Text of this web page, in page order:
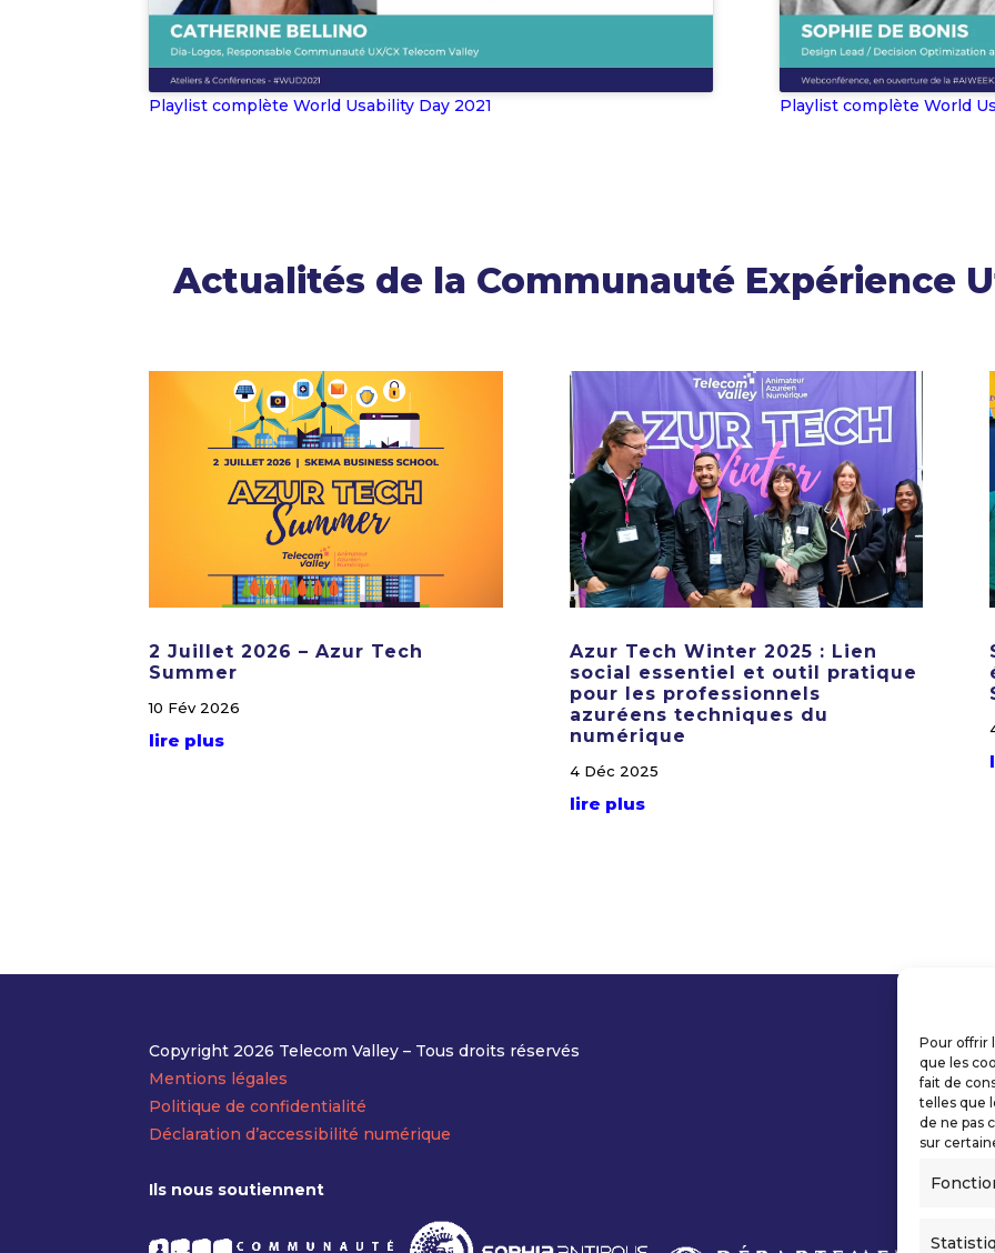
Pour offrir
que les
fait de
telles que
de ne pas
sur
Playlist complète World Usability Day 2021 Playlist complète World
Actualités de la Communauté Expérience
2 Juillet 2026 – Azur Tech
Summer
10 Fév 2026
lire plus
Azur Tech Winter 2025 : Lien
social essentiel et outil pratique
pour les professionnels
azuréens techniques du
numérique
4 Déc 2025
lire plus
Copyright 2026 Telecom Valley – Tous droits réservés
Mentions légales
Politique de confidentialité
Déclaration d’accessibilité numérique
Ils nous soutiennent